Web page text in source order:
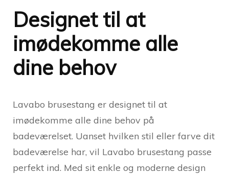
Designet til at
imødekomme alle
dine behov
Lavabo brusestang er designet til at
imødekomme alle dine behov på
badeværelset. Uanset hvilken stil eller farve dit
badeværelse har, vil Lavabo brusestang passe
perfekt ind. Med sit enkle og moderne design